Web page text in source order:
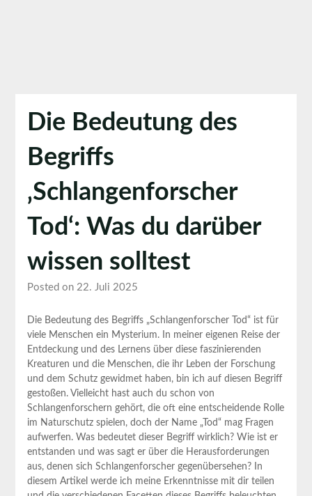
Die Bedeutung des
Begriffs
‚Schlangenforscher
Tod‘: Was du darüber
wissen solltest
Posted on 22. Juli 2025
Die ‌Bedeutung des ‍Begriffs⁢ „Schlangenforscher Tod“ ist für
viele ⁢Menschen ein Mysterium. In meiner eigenen Reise der
Entdeckung und des Lernens‌ über diese faszinierenden
Kreaturen und die Menschen,⁣ die ihr ‍Leben der ‍Forschung
und dem Schutz gewidmet haben, bin ich auf diesen Begriff
gestoßen. Vielleicht hast‌ auch du schon von⁤
Schlangenforschern⁤ gehört, die oft eine ⁤entscheidende Rolle
im Naturschutz spielen, doch der Name „Tod“ mag Fragen
aufwerfen.⁢ Was bedeutet dieser Begriff wirklich? Wie ist er
‍entstanden⁣ und ⁢was sagt er über die⁣ Herausforderungen
aus, denen sich Schlangenforscher gegenübersehen? In
diesem Artikel werde ich meine⁢ Erkenntnisse mit dir teilen